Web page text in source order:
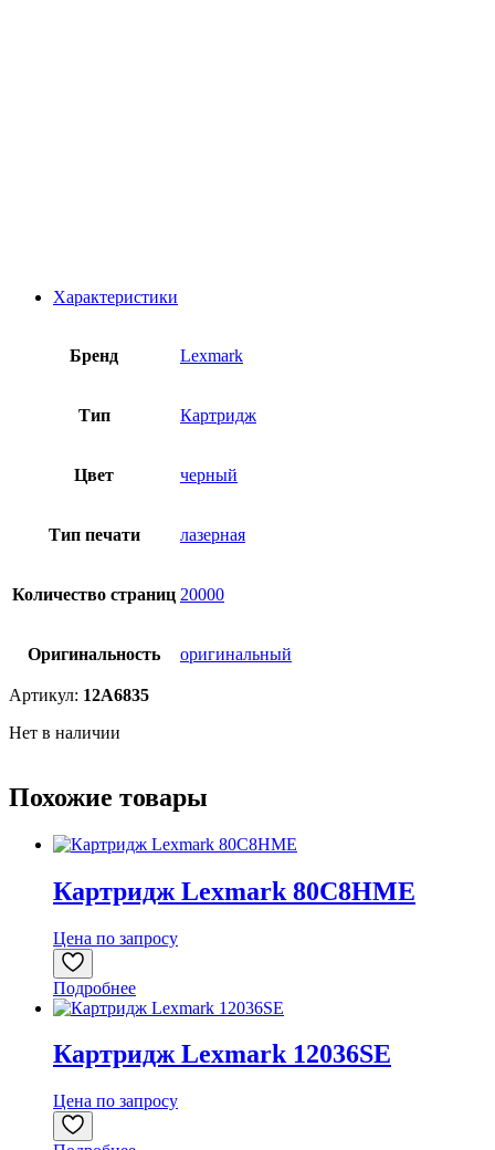
Характеристики
Бренд Lexmark
Тип Картридж
Цвет черный
Тип печати лазерная
Количество страниц 20000
Оригинальность оригинальный
Артикул: 12A6835
Нет в наличии
Похожие товары
Картридж Lexmark 80C8HME
Цена по запросу
Подробнее
Картридж Lexmark 12036SE
Цена по запросу